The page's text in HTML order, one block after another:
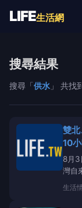
LIFE生活網
搜尋結果
搜尋「供水 」 共找
雙
10
8月3
灣自
市
東
生活